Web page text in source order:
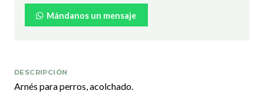
Mándanos un mensaje
DESCRIPCIÓN
Arnés para perros, acolchado.